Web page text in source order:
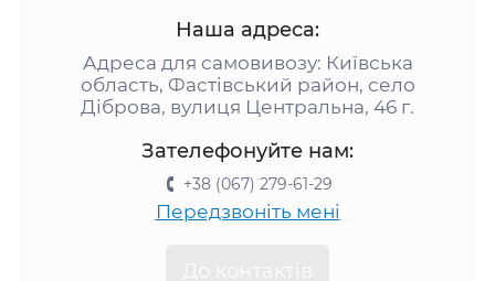
Наша адреса:
Адреса для самовивозу: Київська
область, Фастівський район, село
Діброва, вулиця Центральна, 46 г.
Зателефонуйте нам:
+38 (067) 279-61-29
Передзвоніть мені